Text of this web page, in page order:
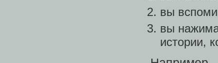
вы
вы
истории,